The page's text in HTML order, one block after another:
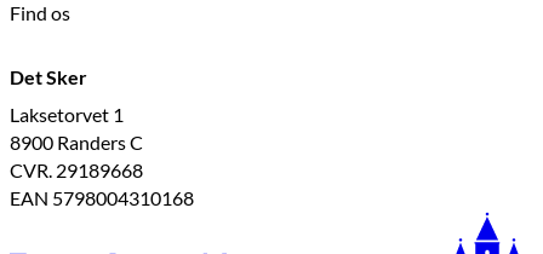
Find os
Det Sker
Laksetorvet 1
8900 Randers C
CVR. 29189668
EAN 5798004310168